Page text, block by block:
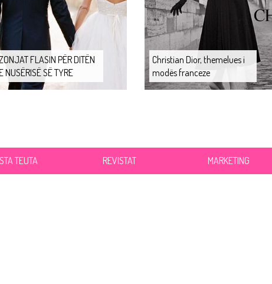
FLASIN PËR DITËN
NUSËRISË SË TYRE
Christian Dior, themelues i
modës franceze
TEUTA REVISTAT MARKETING